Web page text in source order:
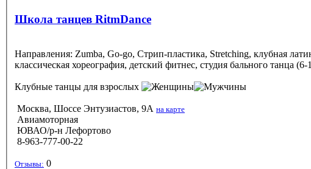
Школа танцев RitmDance
Направления: Zumba, Go-go, Стрип-пластика, Stretching, клубная латина, восточные танцы, йога, Break dance, Street Dance, Jazz-funk. Так же есть группы для детей: ритмика (3-5 лет),
классическая хореография, детский фитнес, студия бального танца (6-
Клубные танцы для взрослых
Москва, Шоссе Энтузиастов, 9А на карте
Авиамоторная
ЮВАО/р-н Лефортово
8-963-777-00-22
Отзывы: 0